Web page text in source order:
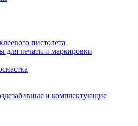
пистолета
для печати и маркировки
и комплектующие